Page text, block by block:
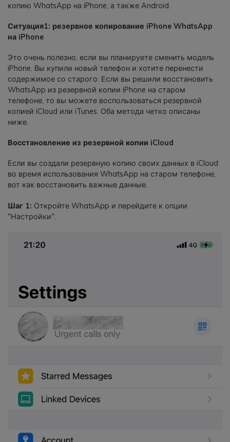
копию WhatsApp на iPhone, а также Android.
Ситуация1: резервное копирование iPhone WhatsApp
на iPhone
Это очень полезно, если вы планируете сменить модель
iPhone. Вы купили новый телефон и хотите перенести
содержимое со старого. Если вы решили восстановить
WhatsApp из резервной копии iPhone на старом
телефоне, то вы можете воспользоваться резервной
копией iCloud или iTunes. Оба метода четко описаны
ниже.
Восстановление из резервной копии iCloud
Если вы создали резервную копию своих данных в iCloud
во время использования WhatsApp на старом телефоне,
вот как восстановить важные данные.
Шаг 1: Откройте WhatsApp и перейдите к опции
"Настройки".